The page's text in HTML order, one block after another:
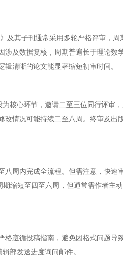
及其子刊通常采用多轮严格评审，周
及数据复核，周期普遍长于理论数
清晰的论文能显著缩短初审时间。
核心环节，邀请二至三位同行评审
情况可能持续二至八周。终审及出
周内完成全流程。但需注意，快速
缩短至四至六周，但通常需作者主
遵循投稿指南，避免因格式问题导
部发送进度询问邮件。